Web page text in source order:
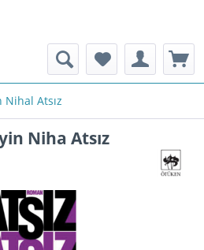
Nihal Atsız
Niha Atsız